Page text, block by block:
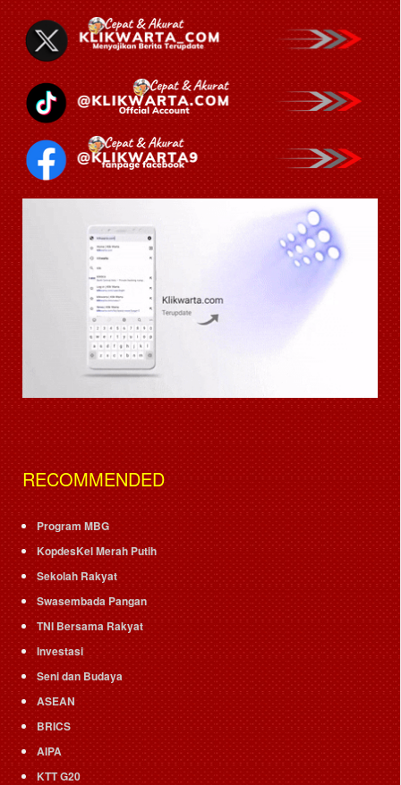
RECOMMENDED
Program MBG
KopdesKel Merah Putih
Sekolah Rakyat
Swasembada Pangan
TNI Bersama Rakyat
Investasi
Seni dan Budaya
ASEAN
BRICS
AIPA
KTT G20